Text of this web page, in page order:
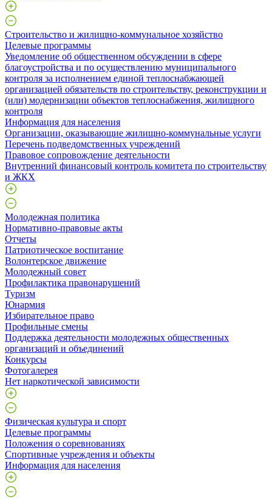
Строительство и жилищно-коммунальное хозяйство
Целевые программы
Уведомление об общественном обсуждении в сфере
благоустройства и по осуществлению муниципального
контроля за исполнением единой теплоснабжающей
организацией обязательств по строительству, реконструкции и
(или) модернизации объектов теплоснабжения, жилищного
контроля
Информация для населения
Организации, оказывающие жилищно-коммунальные услуги
Перечень подведомственных учреждений
Правовое сопровождение деятельности
Внутренний финансовый контроль комитета по строительству
и ЖКХ
Молодежная политика
Нормативно-правовые акты
Отчеты
Патриотическое воспитание
Волонтерское движение
Молодежный совет
Профилактика правонарушений
Туризм
Юнармия
Избирательное право
Профильные смены
Поддержка деятельности молодежных общественных
организаций и объединений
Конкурсы
Фотогалерея
Нет наркотической зависимости
Физическая культура и спорт
Целевые программы
Положения о соревнованиях
Спортивные учреждения и объекты
Информация для населения